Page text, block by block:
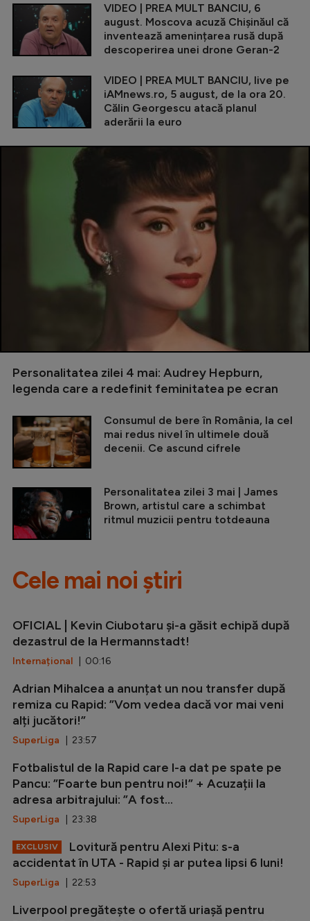
VIDEO | PREA MULT BANCIU, 6
august. Moscova acuză Chișinăul că
inventează amenințarea rusă după
descoperirea unei drone Geran-2
VIDEO | PREA MULT BANCIU, live pe
iAMnews.ro, 5 august, de la ora 20.
Călin Georgescu atacă planul
aderării la euro
Personalitatea zilei 4 mai: Audrey Hepburn,
legenda care a redefinit feminitatea pe ecran
Consumul de bere în România, la cel
mai redus nivel în ultimele două
decenii. Ce ascund cifrele
Personalitatea zilei 3 mai | James
Brown, artistul care a schimbat
ritmul muzicii pentru totdeauna
Cele mai noi știri
OFICIAL | Kevin Ciubotaru și-a găsit echipă după
dezastrul de la Hermannstadt!
Internațional | 00:16
Adrian Mihalcea a anunțat un nou transfer după
remiza cu Rapid: ”Vom vedea dacă vor mai veni
alți jucători!”
SuperLiga | 23:57
Fotbalistul de la Rapid care l-a dat pe spate pe
Pancu: ”Foarte bun pentru noi!” + Acuzații la
adresa arbitrajului: ”A fost...
SuperLiga | 23:38
EXCLUSIV
Lovitură pentru Alexi Pitu: s-a
accidentat în UTA - Rapid și ar putea lipsi 6 luni!
SuperLiga | 22:53
Liverpool pregătește o ofertă uriașă pentru